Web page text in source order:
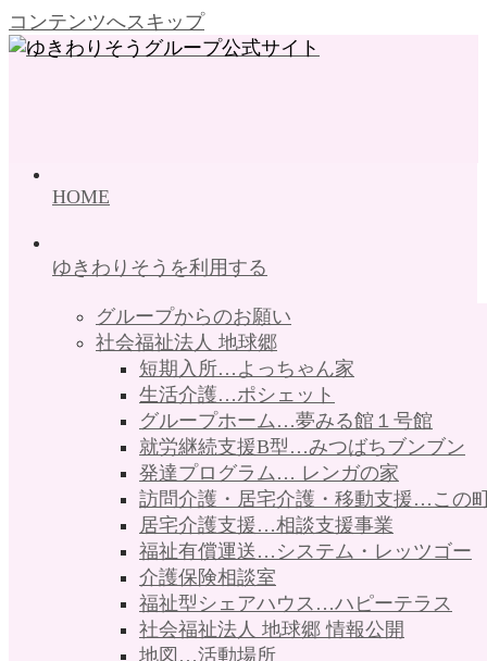
コンテンツへスキップ
HOME
ゆきわりそうを利用する
グループからのお願い
社会福祉法人 地球郷
短期入所…よっちゃん家
生活介護…ポシェット
グループホーム…夢みる館１号館
就労継続支援B型…みつばちブンブン
発達プログラム… レンガの家
訪問介護・居宅介護・移動支援…この
居宅介護支援…相談支援事業
福祉有償運送…システム・レッツゴー
介護保険相談室
福祉型シェアハウス…ハピーテラス
社会福祉法人 地球郷 情報公開
地図…活動場所